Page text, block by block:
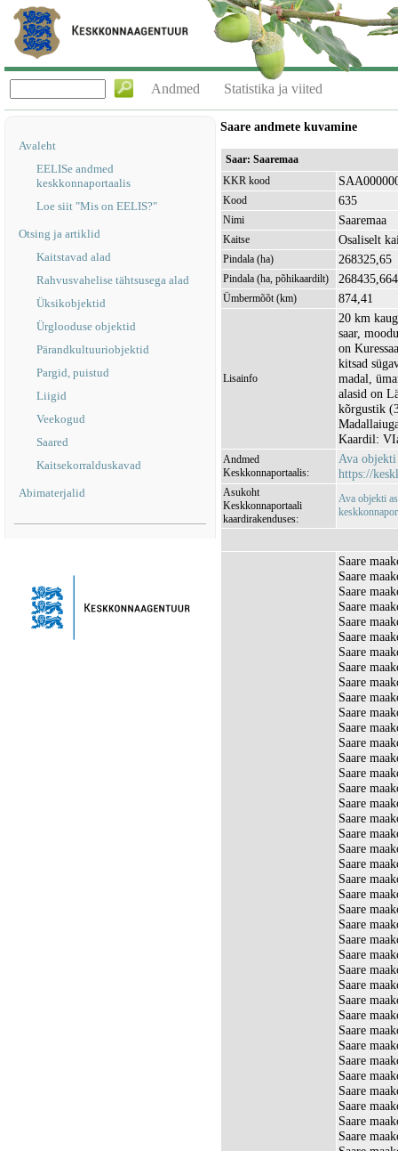
Andmed Statistika ja viited
Avaleht
EELISe andmed
keskkonnaportaalis
Loe siit "Mis on EELIS?"
Otsing ja artiklid
Kaitstavad alad
Rahvusvahelise tähtsusega alad
Üksikobjektid
Ürglooduse objektid
Pärandkultuuriobjektid
Pargid, puistud
Liigid
Veekogud
Saared
Kaitsekorralduskavad
Abimaterjalid
Saare andmete kuvamine
Saar: Saaremaa
KKR kood
Kood 635
Nimi Saaremaa
Kaitse Osaliselt
Pindala (ha) 268325,65
Pindala (ha, põhikaardilt) 268435,664
Ümbermõõt (km) 874,41
Lisainfo
20 km
saar,
on
kitsad
madal,
alasid on
kõrgustik
Kaardil:
Andmed
Keskkonnaportaalis:
Ava objekti
https://
Asukoht
Keskkonnaportaali
kaardirakenduses:
Ava objekti
Saare
Saare
Saare
Saare
Saare
Saare
Saare
Saare
Saare
Saare
Saare
Saare
Saare
Saare
Saare
Saare
Saare
Saare
Saare
Saare
Saare
Saare
Saare
Saare
Saare
Saare
Saare
Saare
Saare
Saare
Saare
Saare
Saare
Saare
Saare
Saare
Saare
Saare
Saare